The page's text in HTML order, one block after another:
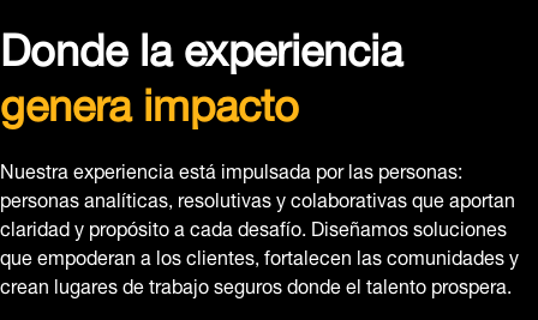
Donde la experiencia
genera impacto
Nuestra experiencia está impulsada por las personas:
personas analíticas, resolutivas y colaborativas que aportan
claridad y propósito a cada desafío. Diseñamos soluciones
que empoderan a los clientes, fortalecen las comunidades y
crean lugares de trabajo seguros donde el talento prospera.